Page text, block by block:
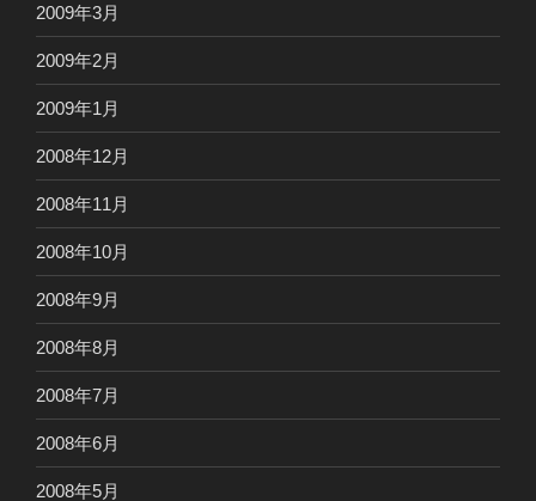
2009年3月
2009年2月
2009年1月
2008年12月
2008年11月
2008年10月
2008年9月
2008年8月
2008年7月
2008年6月
2008年5月